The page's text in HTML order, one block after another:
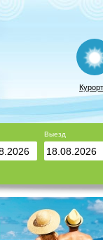
Выезд